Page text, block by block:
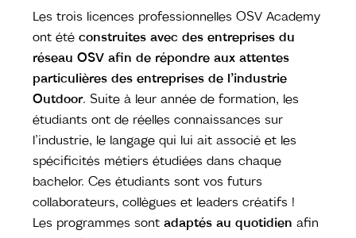
Les trois licences professionnelles OSV Academy
ont étéconstruites avec des entreprises du
réseau OSV afin de répondre aux attentes
particulières des entreprises de l’industrie
Outdoor. Suite à leur année de formation, les
étudiants ont de réelles connaissances sur
l’industrie, le langage qui lui ait associé et les
spécificités métiers étudiées dans chaque
bachelor. Ces étudiants sont vos futurs
collaborateurs, collègues et leaders créatifs !
Les programmes sontadaptés au quotidien afin